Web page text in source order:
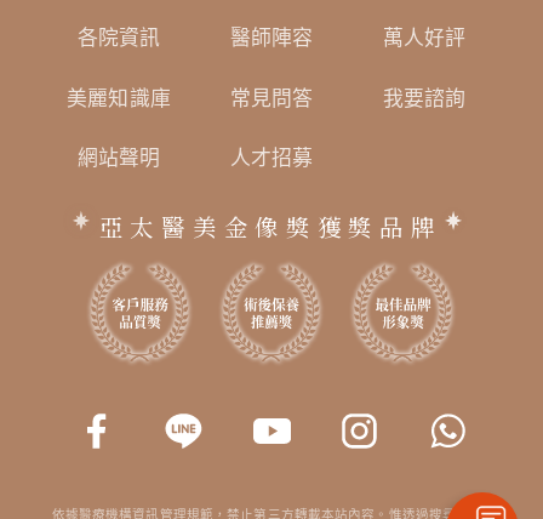
各院資訊 醫師陣容 萬人好評
美麗知識庫 常見問答 我要諮詢
網站聲明 人才招募
亞太醫美金像獎獲獎品牌
依據醫療機構資訊管理規範，禁止第三方轉載本站內容。惟透過搜尋